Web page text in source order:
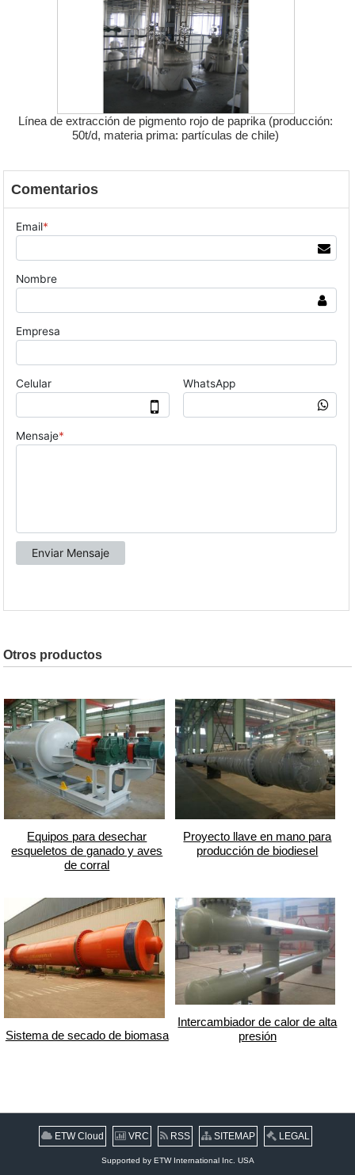
Línea de extracción de pigmento rojo de paprika (producción:
50t/d, materia prima: partículas de chile)
Comentarios
Otros productos
Equipos para desechar
esqueletos de ganado y aves
de corral
Proyecto llave en mano para
producción de biodiesel
Sistema de secado de biomasa
Intercambiador de calor de alta
presión
ETW Cloud VRC RSS SITEMAP LEGAL
Supported by ETW International Inc. USA